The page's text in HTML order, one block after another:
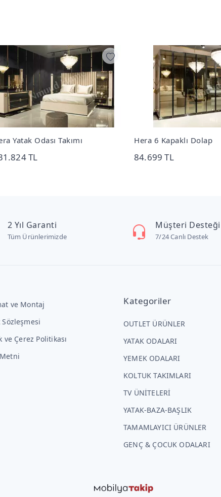
Yatak Odası Takımı
TL
Hera 6 Kapaklı Dolap
84.699 TL
2 Yıl Garanti
Tüm Ürünlerimizde
Müşteri Desteği
7/24 Canlı Destek
ve Montaj
Sözleşmesi
ve Çerez Politikası
Kategoriler
OUTLET ÜRÜNLER
YATAK ODALARI
YEMEK ODALARI
KOLTUK TAKIMLARI
TV ÜNİTELERİ
YATAK-BAZA-BAŞLIK
TAMAMLAYICI ÜRÜNLER
GENÇ & ÇOCUK ODALARI